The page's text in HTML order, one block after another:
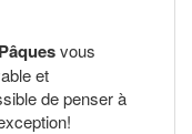
vous
et
de penser à